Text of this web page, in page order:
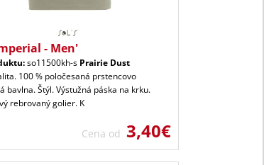
- Men'
so11500kh-s Prairie Dust
100 % poločesaná prstencovo
bavlna. Štýl. Výstužná páska na krku.
rebrovaný golier. K
Cena od 3,40€